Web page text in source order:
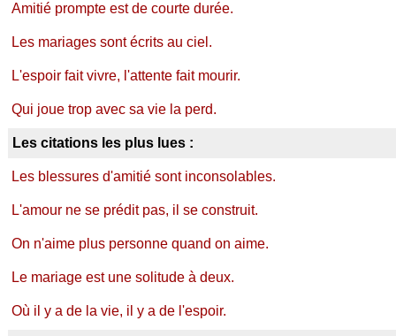
Amitié prompte est de courte durée.
Les mariages sont écrits au ciel.
L'espoir fait vivre, l'attente fait mourir.
Qui joue trop avec sa vie la perd.
Les citations les plus lues :
Les blessures d'amitié sont inconsolables.
L'amour ne se prédit pas, il se construit.
On n'aime plus personne quand on aime.
Le mariage est une solitude à deux.
Où il y a de la vie, il y a de l'espoir.